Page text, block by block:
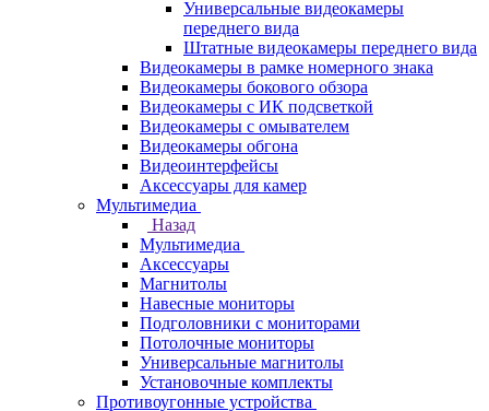
Универсальные видеокамеры
переднего вида
Штатные видеокамеры переднего вида
Видеокамеры в рамке номерного знака
Видеокамеры бокового обзора
Видеокамеры с ИК подсветкой
Видеокамеры с омывателем
Видеокамеры обгона
Видеоинтерфейсы
Аксессуары для камер
Мультимедиа
Назад
Мультимедиа
Аксессуары
Магнитолы
Навесные мониторы
Подголовники с мониторами
Потолочные мониторы
Универсальные магнитолы
Установочные комплекты
Противоугонные устройства